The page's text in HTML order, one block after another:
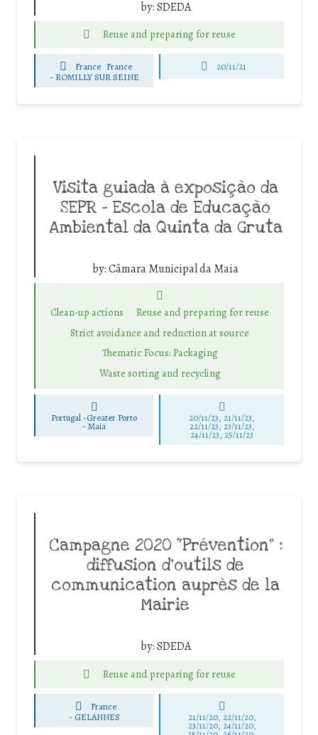
by:SDEDA
Reuse and preparing for reuse
France France
- ROMILLY SUR SEINE
20/11/21
Visita guiada à exposição da
SEPR – Escola de Educação
Ambiental da Quinta da Gruta
by:Câmara Municipal da Maia
Clean-up actions
Reuse and preparing for reuse
Strict avoidance and reduction at source
Thematic Focus: Packaging
Waste sorting and recycling
Portugal -Greater Porto
-Maia
20/11/23, 21/11/23,
22/11/23, 23/11/23,
24/11/23, 25/11/23
Campagne 2020 “Prévention” :
diffusion d’outils de
communication auprès de la
Mairie
by:SDEDA
Reuse and preparing for reuse
France
- GELANNES 21/11/20, 22/11/20,
23/11/20, 24/11/20,